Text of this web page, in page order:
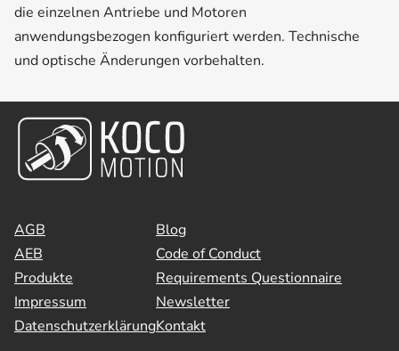
die einzelnen Antriebe und Motoren
anwendungsbezogen konfiguriert werden. Technische
und optische Änderungen vorbehalten.
AGB
AEB
Produkte
Impressum
Datenschutzerklärung
Blog
Code of Conduct
Requirements Questionnaire
Newsletter
Kontakt